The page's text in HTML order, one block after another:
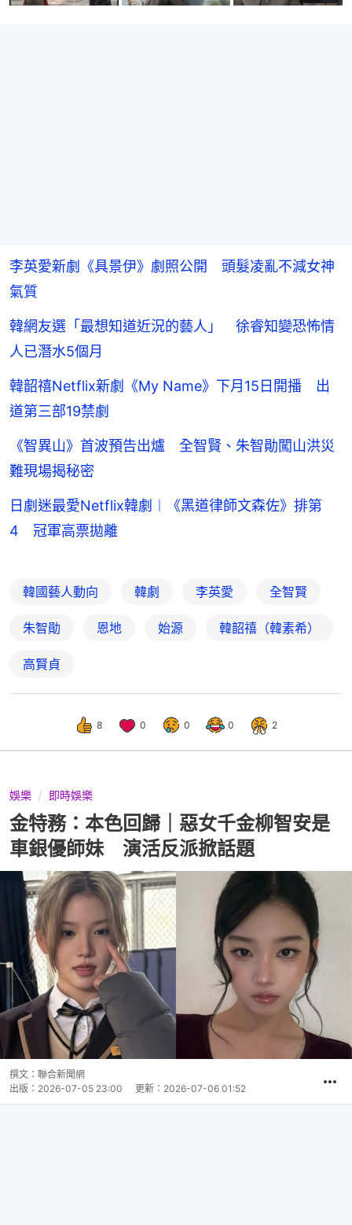
李英愛新劇《具景伊》劇照公開 頭髮凌亂不減女神
氣質
韓網友選「最想知道近況的藝人」 徐睿知變恐怖情
人已潛水5個月
韓韶禧Netflix新劇《My Name》下月15日開播 出
道第三部19禁劇
《智異山》首波預告出爐 全智賢、朱智勛闖山洪災
難現場揭秘密
日劇迷最愛Netflix韓劇︱《黑道律師文森佐》排第
4 冠軍高票拋離
韓國藝人動向 韓劇 李英愛 全智賢
朱智勛 恩地 始源 韓韶禧（韓素希）
高賢貞
8 0 0 0 2
娛樂 即時娛樂
金特務：本色回歸｜惡女千金柳智安是
車銀優師妹 演活反派掀話題
撰文： 聯合新聞網
出版： 2026-07-05 23:00 更新： 2026-07-06 01:52